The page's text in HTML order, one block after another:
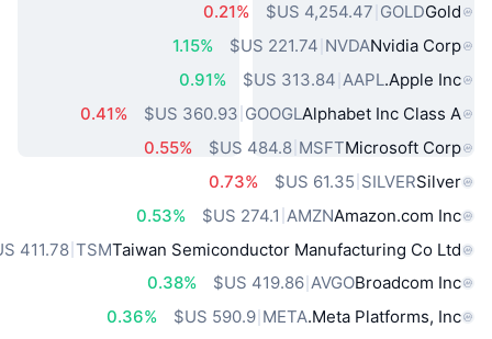
Gold
GOLD
0.21%
Nvidia Corp
NVDA
1.15%
Apple Inc.
AAPL
0.91%
Alphabet Inc Class A
GOOGL
0.41%
Microsoft Corp
MSFT
‏484.8 US$
0.55%
Silver
SILVER
0.73%
Amazon.com Inc
AMZN
0.53%
Taiwan Semiconductor Manufacturing Co Ltd
TSM
‏411.78 US$
Broadcom Inc
AVGO
‏419.86 US$
0.38%
Meta Platforms, Inc.
META
‏590.9 US$
0.36%